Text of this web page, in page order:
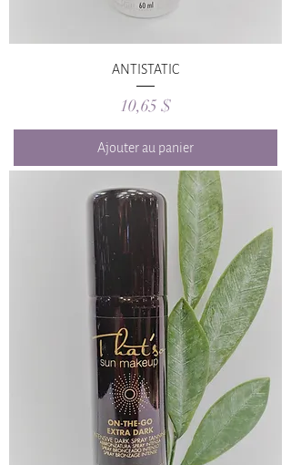
ANTISTATIC
Prix
10,65 $
Ajouter au panier